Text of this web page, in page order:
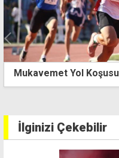
Mukavemet Yol
İlginizi Çekebilir